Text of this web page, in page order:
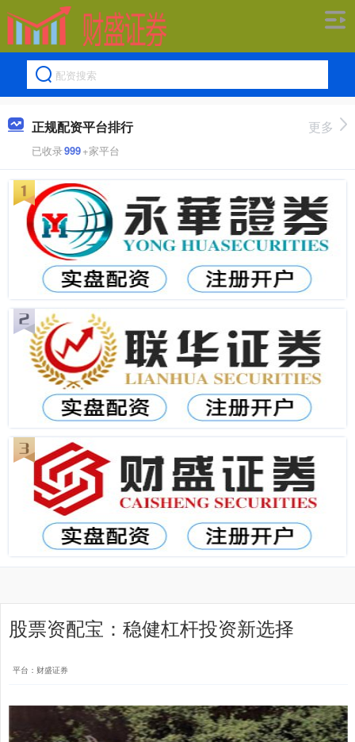
正规配资平台排行
已收录999+家平台
更多
股票资配宝：稳健杠杆投资新选择
平台：财盛证券